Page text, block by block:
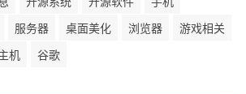
服务器 桌面美化 浏览器
游戏相关
机 谷歌